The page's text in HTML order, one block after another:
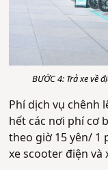
BƯỚC 4: Trả xe về
Phí dịch vụ chênh
hết các nơi phí cơ
theo giờ 15 yên/ 1
xe scooter điện và